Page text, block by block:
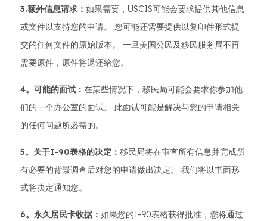
3.额外信息请求： 如果需要，USCIS可能会要求提供其他信息
或文件以支持您的申请。 您可能还需要提供以复印件形式提
交的任何文件的原始版本。 一旦美国公民及移民服务局不再
需要原件，原件将退还给您。
4。可能的面试： 在某些情况下，移民局可能会要求你参加他
们的一个办公室的面试。 此面试可能是解决与您的申请相关
的任何问题所必需的。
5。关于I-90表格的决定： 移民局将在审查所有信息并完成所
有必要的背景调查后对您的申请做出决定。 我们将以书面形
式将决定通知您。
6。永久居民卡收据： 如果您的I-90表格获得批准，您将通过